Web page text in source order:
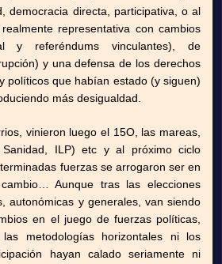
democracia directa, participativa, o al
representativa con cambios
referéndums vinculantes), de
y una defensa de los derechos
políticos que habían estado (y siguen)
más desigualdad.
vinieron luego el 15O, las mareas,
Sanidad, ILP) etc y al próximo ciclo
fuerzas se arrogaron ser en
Aunque tras las elecciones
autonómicas y generales, van siendo
en el juego de fuerzas políticas,
metodologías horizontales ni los
hayan calado seriamente ni